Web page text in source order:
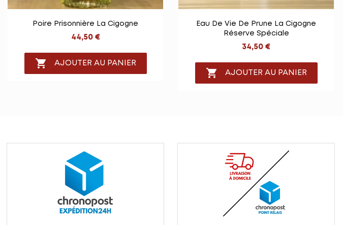
Vue rapide
Poire Prisonnière La Cigogne
44,50 €
 AJOUTER AU PANIER
 Vue rapide
Eau De Vie De Prune La Cigogne
Réserve Spéciale
34,50 €
 AJOUTER AU PANIER